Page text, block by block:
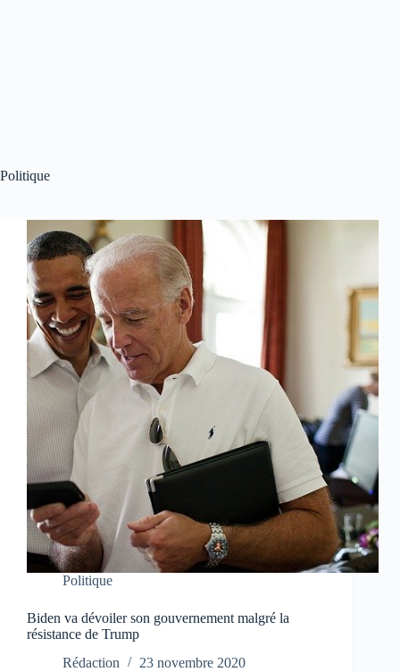
Politique
Politique
Biden va dévoiler son gouvernement malgré la
résistance de Trump
Rédaction
23 novembre 2020